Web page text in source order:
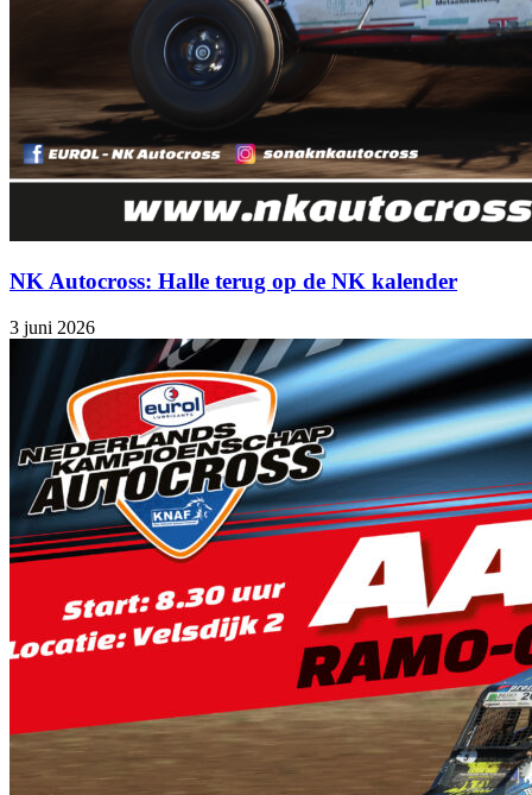
NK Autocross: Halle terug op de NK kalender
3 juni 2026